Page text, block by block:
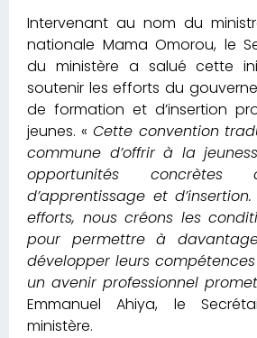
Intervenant au nom du
nationale Mama Omorou, le
du ministère a salué cette
soutenir les efforts du
de formation et d’insertion
jeunes. « Cette convention
commune d’offrir à la
opportunités concrètes
d’apprentissage et
efforts, nous créons les
pour permettre à
développer leurs
un avenir professionnel
Emmanuel Ahiya, le
ministère.